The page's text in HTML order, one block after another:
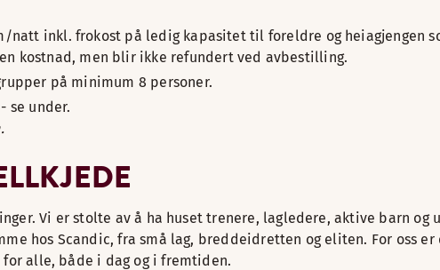
natt inkl. frokost på ledig kapasitet til foreldre og heiagjengen
kostnad, men blir ikke refundert ved avbestilling.
på minimum 8 personer.
se under.
Vi er stolte av å ha huset trenere, lagledere, aktive barn
hos Scandic, fra små lag, breddeidretten og eliten. For oss
alle, både i dag og i fremtiden.